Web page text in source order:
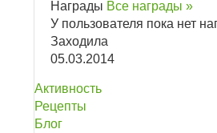
Награды Все награды »
У пользователя пока нет
Заходила
05.03.2014
Активность
Рецепты
Блог